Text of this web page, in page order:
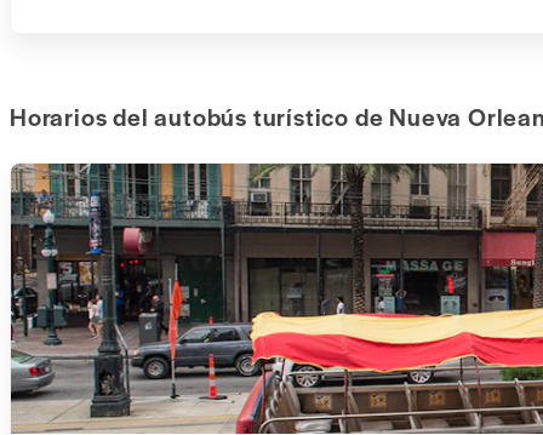
Horarios del autobús turístico de Nueva